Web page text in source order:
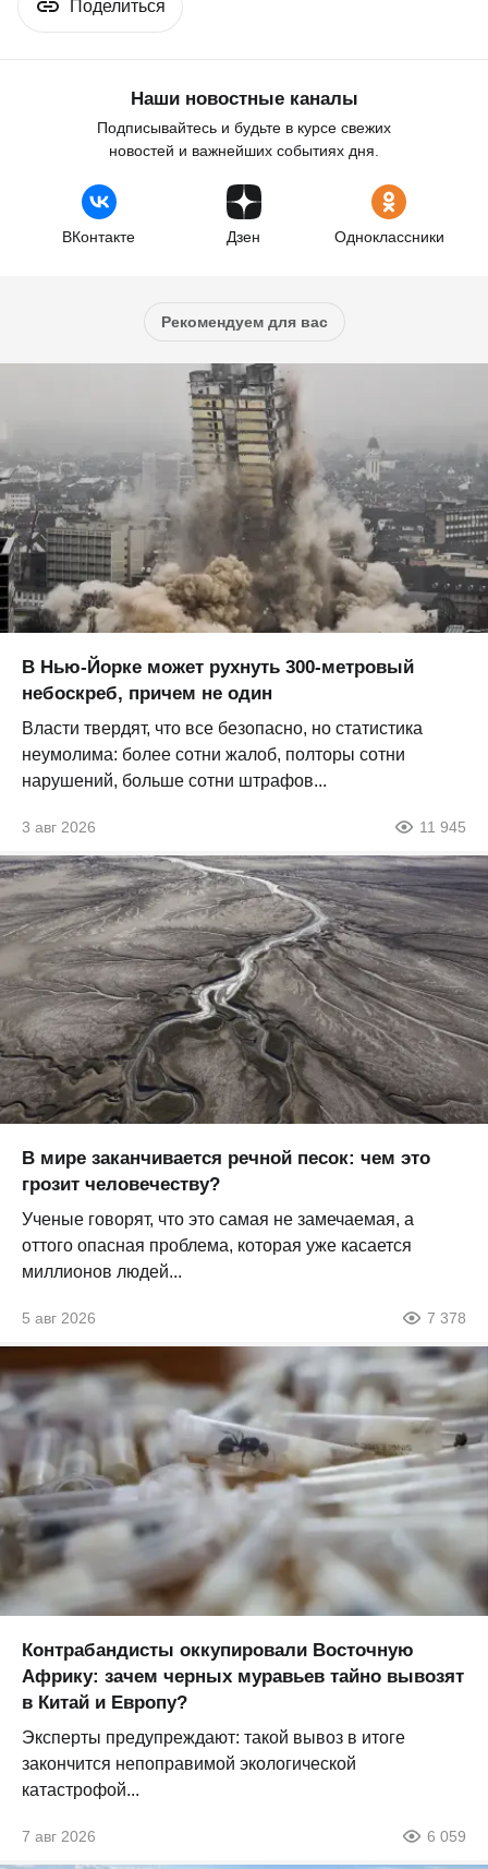
Поделиться
Наши новостные каналы
Подписывайтесь и будьте в курсе свежих
новостей и важнейших событиях дня.
ВКонтакте Дзен Одноклассники
Рекомендуем для вас
В Нью-Йорке может рухнуть 300-метровый
небоскреб, причем не один
Власти твердят, что все безопасно, но статистика
неумолима: более сотни жалоб, полторы сотни
нарушений, больше сотни штрафов...
3 авг 2026 11 945
В мире заканчивается речной песок: чем это
грозит человечеству?
Ученые говорят, что это самая не замечаемая, а
оттого опасная проблема, которая уже касается
миллионов людей...
5 авг 2026 7 378
Контрабандисты оккупировали Восточную
Африку: зачем черных муравьев тайно вывозят
в Китай и Европу?
Эксперты предупреждают: такой вывоз в итоге
закончится непоправимой экологической
катастрофой...
7 авг 2026 6 059